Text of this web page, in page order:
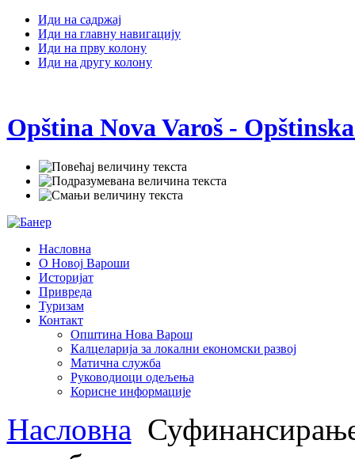
Иди на садржај
Иди на главну навигацију
Иди на прву колону
Иди на другу колону
Opština Nova Varoš -
Насловна
О Новој Вароши
Историјат
Привреда
Туризам
Контакт
Општина Нова Варош
Калцеларија за локални економски развој
Матична служба
Руководиоци одељења
Корисне информације
Насловна